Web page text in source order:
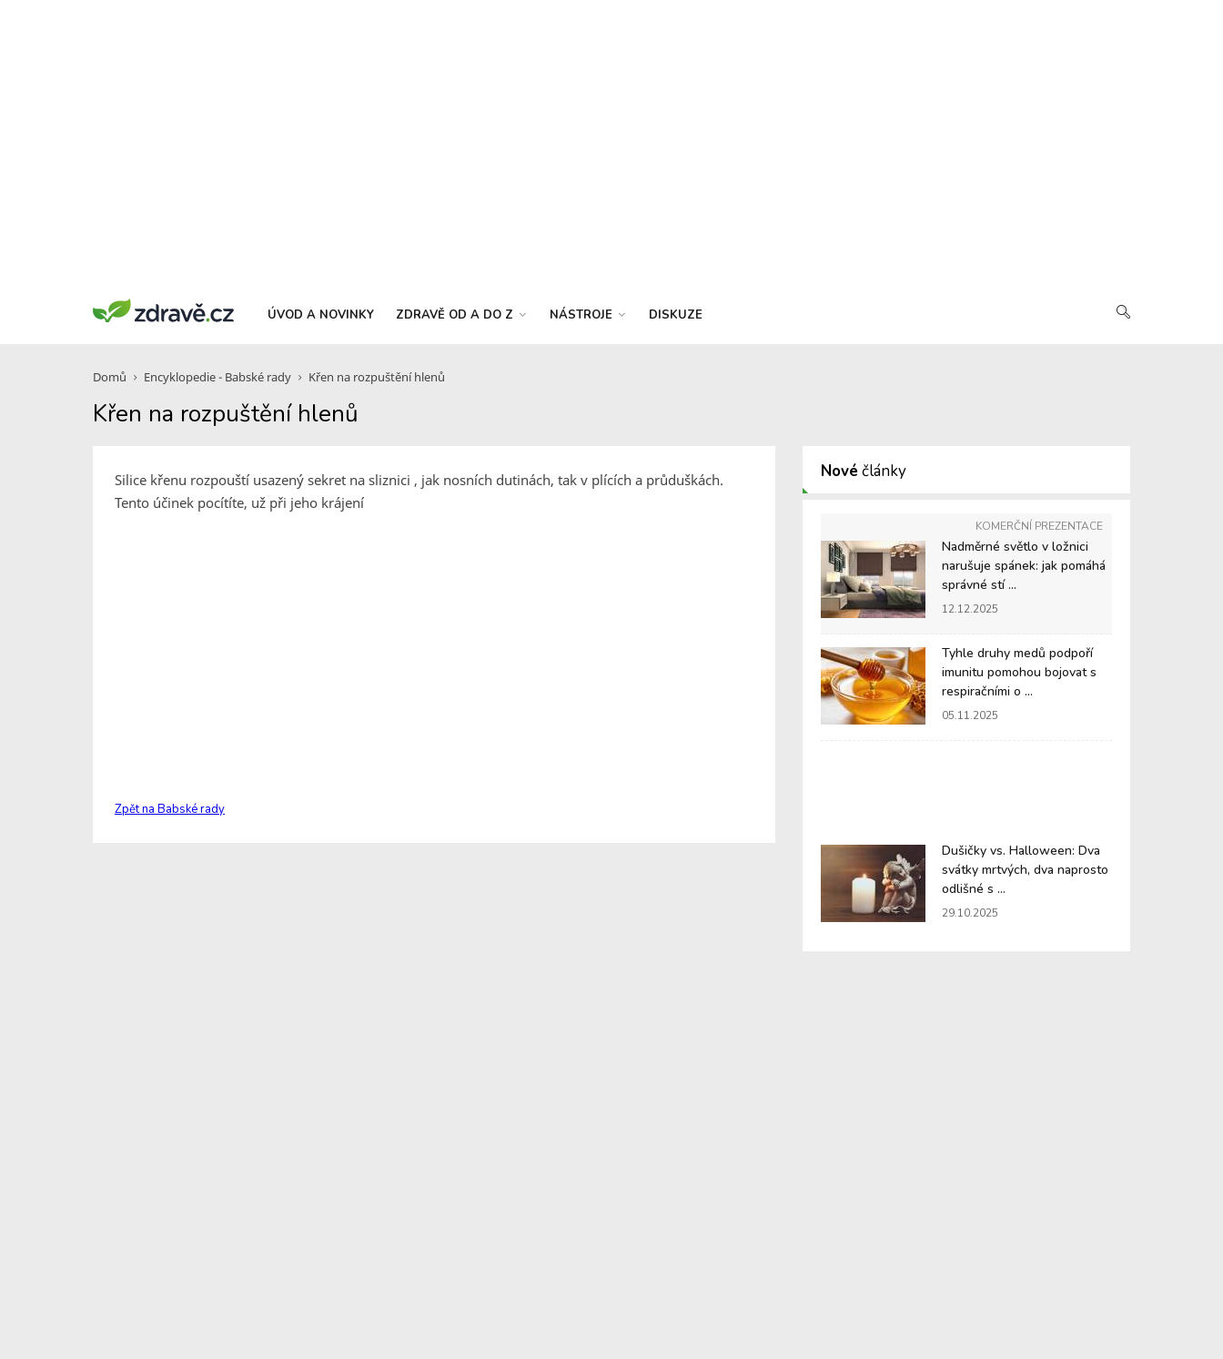
ÚVOD A NOVINKY ZDRAVĚ OD A DO Z NÁSTROJE DISKUZE
Domů Encyklopedie - Babské rady Křen na rozpuštění hlenů
Křen na rozpuštění hlenů
Silice křenu rozpouští usazený sekret na sliznici , jak nosních dutinách, tak v plících a průduškách.
Tento účinek pocítíte, už při jeho krájení
Zpět na Babské rady
Nové články
KOMERČNÍ PREZENTACE
Nadměrné světlo v ložnici
narušuje spánek: jak pomáhá
správné stí ...
12.12.2025
Tyhle druhy medů podpoří
imunitu pomohou bojovat s
respiračními o ...
05.11.2025
Dušičky vs. Halloween: Dva
svátky mrtvých, dva naprosto
odlišné s ...
29.10.2025